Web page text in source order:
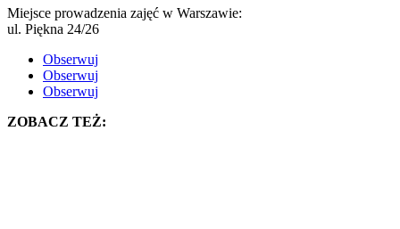
Miejsce prowadzenia zajęć w Warszawie:
ul. Piękna 24/26
Obserwuj
Obserwuj
Obserwuj
ZOBACZ TEŻ: